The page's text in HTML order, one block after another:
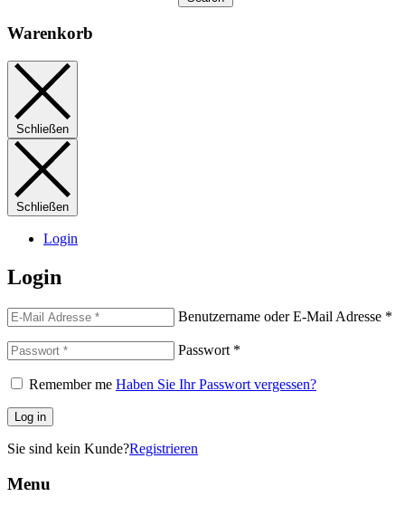
Warenkorb
Schließen
Schließen
Login
Login
Benutzername oder E-Mail Adresse *
Passwort *
Remember me Haben Sie Ihr Passwort vergessen?
Log in
Sie sind kein Kunde?Registrieren
Menu